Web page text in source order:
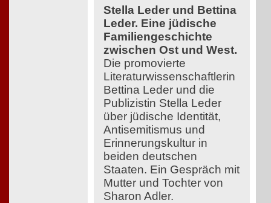
Stella Leder und Bettina
Leder. Eine jüdische
Familiengeschichte
zwischen Ost und West.
Die promovierte
Literaturwissenschaftlerin
Bettina Leder und die
Publizistin Stella Leder
über jüdische Identität,
Antisemitismus und
Erinnerungskultur in
beiden deutschen
Staaten. Ein Gespräch mit
Mutter und Tochter von
Sharon Adler.